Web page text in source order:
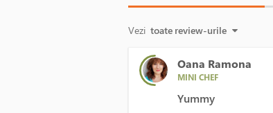
Vezi toate review-urile
Oana Ramona
MINI CHEF
Yummy